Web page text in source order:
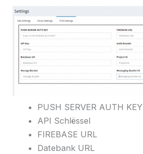
PUSH SERVER AUTH KEY
API Schlëssel
FIREBASE URL
Datebank URL